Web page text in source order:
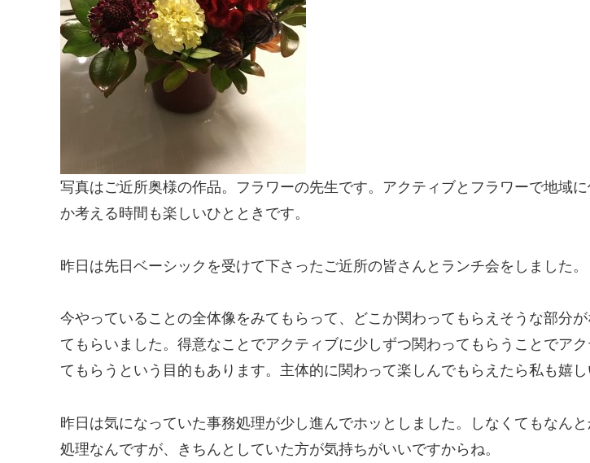
写真はご近所奥様の作品。フラワーの先生です。アクティブとフラワーで地域
か考える時間も楽しいひとときです。
昨日は先日ベーシックを受けて下さったご近所の皆さんとランチ会をしました。
今やっていることの全体像をみてもらって、どこか関わってもらえそうな部分が
てもらいました。得意なことでアクティブに少しずつ関わってもらうことでア
てもらうという目的もあります。主体的に関わって楽しんでもらえたら私も嬉し
昨日は気になっていた事務処理が少し進んでホッとしました。しなくてもなん
処理なんですが、きちんとしていた方が気持ちがいいですからね。